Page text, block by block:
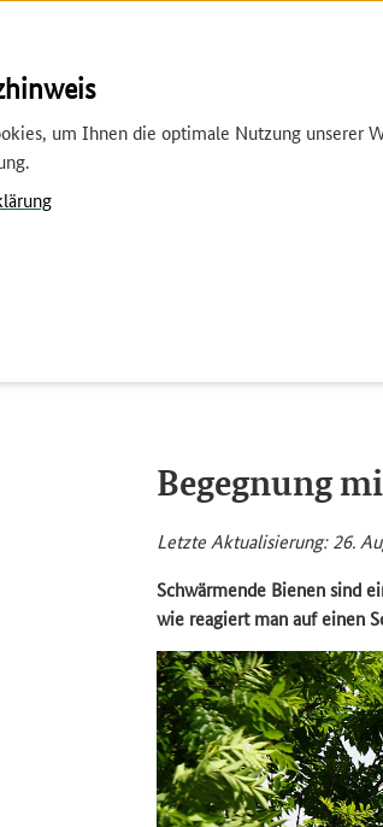
Begegnung
Letzte Aktualisierung: 26.
Schwärmende Bienen sind
wie reagiert man auf einen
um Ihnen die optimale Nutzung unserer